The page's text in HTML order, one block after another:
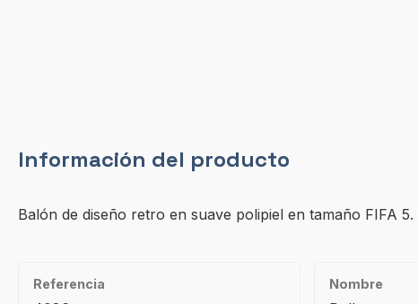
Información del producto
Balón de diseño retro en suave polipiel en tamaño FIFA
Referencia Nombre